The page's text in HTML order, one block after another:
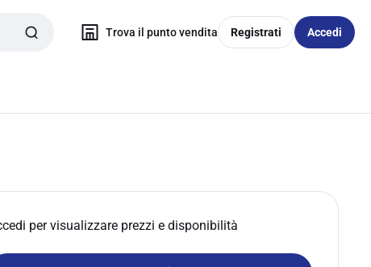
Trova il punto vendita Registrati Accedi
per visualizzare prezzi e disponibilità